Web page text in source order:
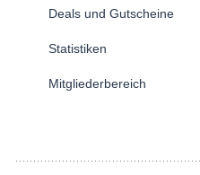
Deals und Gutscheine
Statistiken
Mitgliederbereich